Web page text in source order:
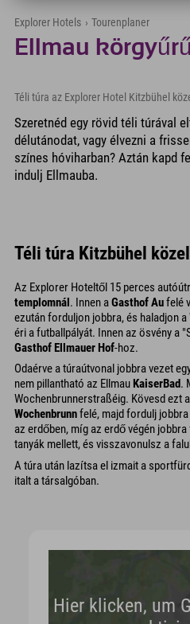
Explorer Hotels › Tourenplaner
Ellmau körgyűrű
Téli túra az Explorer Hotel Kitzbühel
Szeretnéd egy rövid téli túrával
délutánodat, vagy élvezni a
színes hóviharban? Aztán kapd
indulj Ellmauba.
Téli túra Kitzbühel
Az Explorer Hoteltől 15 perces
templomnál. Innen aGasthof Aufelé
ezután forduljon jobbra, és haladjon
éri a futballpályát. Innen az ösvény a
Gasthof Ellmauer Hof-hoz.
Odaérve a túraútvonal jobbra vezet
nem pillantható az EllmauKaiserBad.
Wochenbrunnerstraßéig. Kövesd ezt
Wochenbrunnfelé, majd fordulj
az erdőben, míg az erdő végén
tanyák mellett, és visszavonulsz a
A túra után lazítsa el izmait a
italt a társalgóban.
Hier klicken, um